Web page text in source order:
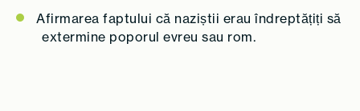
Afirmarea faptului că naziștii erau îndreptățiți să
extermine poporul evreu sau rom.